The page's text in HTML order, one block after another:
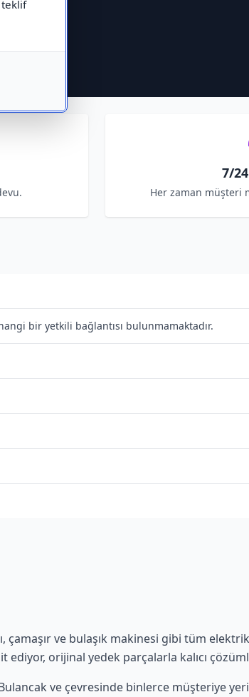
7/
Her zaman müşteri
bir yetkili bağlantısı bulunmamaktadır.
ve bulaşık makinesi gibi tüm
orijinal yedek parçalarla kalıcı
ve çevresinde binlerce müşteriye